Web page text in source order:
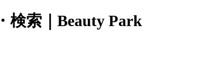
検索｜Beauty Park